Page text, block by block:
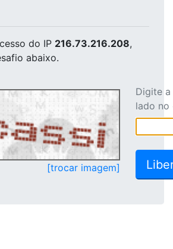
do IP 216.73.216.208,
abaixo.
[trocar imagem]
Digite
lado no